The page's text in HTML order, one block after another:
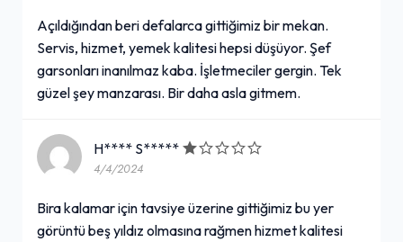
Açıldığından beri defalarca gittiğimiz bir mekan.
Servis, hizmet, yemek kalitesi hepsi düşüyor. Şef
garsonları inanılmaz kaba. İşletmeciler gergin. Tek
güzel şey manzarası. Bir daha asla gitmem.
H**** S*****
4/4/2024
Bira kalamar için tavsiye üzerine gittiğimiz bu yer
görüntü beş yıldız olmasına rağmen hizmet kalitesi